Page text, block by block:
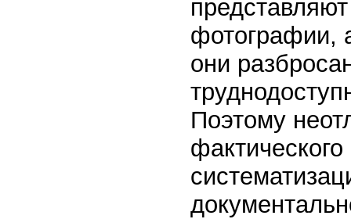
фотографии,
они
Поэтому